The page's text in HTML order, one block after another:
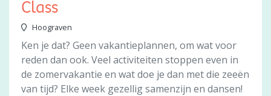
Class
Hoograven
Ken je dat? Geen vakantieplannen, om wat voor
reden dan ook. Veel activiteiten stoppen even in
de zomervakantie en wat doe je dan met die zeeën
van tijd? Elke week gezellig samenzijn en dansen!